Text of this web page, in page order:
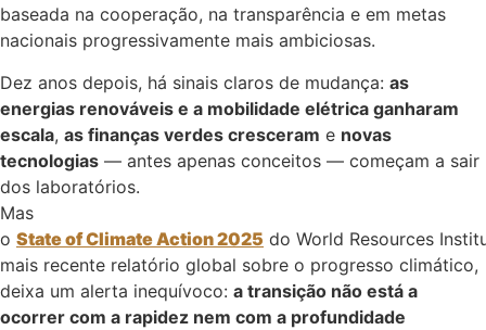
baseada na cooperação, na transparência e em metas
nacionais progressivamente mais ambiciosas.
Dez anos depois, há sinais claros de mudança: as
energias renováveis e a mobilidade elétrica ganharam
escala, as finanças verdes cresceram e novas
tecnologias — antes apenas conceitos — começam a sair
dos laboratórios.
Mas
o State of Climate Action 2025 do World Resources
mais recente relatório global sobre o progresso climático,
deixa um alerta inequívoco: a transição não está a
ocorrer com a rapidez nem com a profundidade